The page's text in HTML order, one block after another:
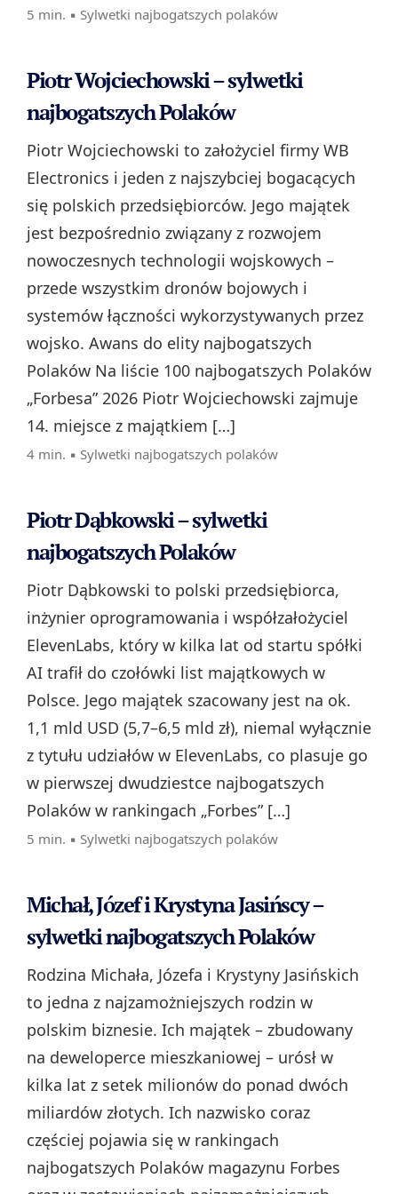
5 min. ▪ Sylwetki najbogatszych polaków
Piotr Wojciechowski – sylwetki
najbogatszych Polaków
Piotr Wojciechowski to założyciel firmy WB
Electronics i jeden z najszybciej bogacących
się polskich przedsiębiorców. Jego majątek
jest bezpośrednio związany z rozwojem
nowoczesnych technologii wojskowych –
przede wszystkim dronów bojowych i
systemów łączności wykorzystywanych przez
wojsko. Awans do elity najbogatszych
Polaków Na liście 100 najbogatszych Polaków
„Forbesa” 2026 Piotr Wojciechowski zajmuje
14. miejsce z majątkiem […]
4 min. ▪ Sylwetki najbogatszych polaków
Piotr Dąbkowski – sylwetki
najbogatszych Polaków
Piotr Dąbkowski to polski przedsiębiorca,
inżynier oprogramowania i współzałożyciel
ElevenLabs, który w kilka lat od startu spółki
AI trafił do czołówki list majątkowych w
Polsce. Jego majątek szacowany jest na ok.
1,1 mld USD (5,7–6,5 mld zł), niemal wyłącznie
z tytułu udziałów w ElevenLabs, co plasuje go
w pierwszej dwudziestce najbogatszych
Polaków w rankingach „Forbes” […]
5 min. ▪ Sylwetki najbogatszych polaków
Michał, Józef i Krystyna Jasińscy –
sylwetki najbogatszych Polaków
Rodzina Michała, Józefa i Krystyny Jasińskich
to jedna z najzamożniejszych rodzin w
polskim biznesie. Ich majątek – zbudowany
na deweloperce mieszkaniowej – urósł w
kilka lat z setek milionów do ponad dwóch
miliardów złotych. Ich nazwisko coraz
częściej pojawia się w rankingach
najbogatszych Polaków magazynu Forbes